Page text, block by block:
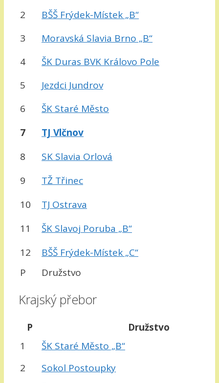
2
BŠŠ Frýdek-Místek „B“
3
Moravská Slavia Brno „B“
4
ŠK Duras BVK Královo Pole
5
Jezdci Jundrov
6
ŠK Staré Město
7
TJ Vlčnov
8
SK Slavia Orlová
9
TŽ Třinec
10
TJ Ostrava
11
ŠK Slavoj Poruba „B“
12
BŠŠ Frýdek-Místek „C“
P
Družstvo
Krajský přebor
P
Družstvo
1
ŠK Staré Město „B“
2
Sokol Postoupky